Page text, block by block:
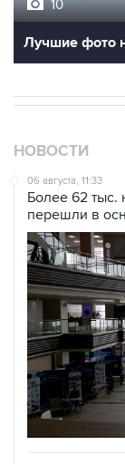
10
Лучшие фото
НОВОСТИ
06 августа, 11:33
Более 62 тыс.
перешли в